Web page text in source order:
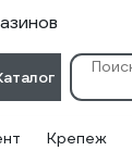
Крепеж